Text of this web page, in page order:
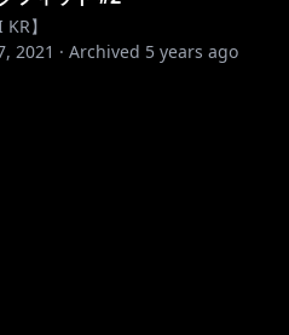
】
2021 · Archived 5 years ago